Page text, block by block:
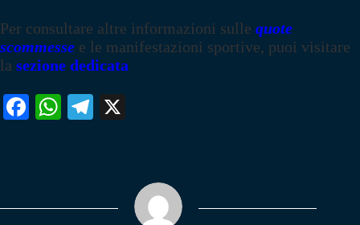
Per consultare altre informazioni sulle quote
scommesse e le manifestazioni sportive, puoi visitare
la sezione dedicata
Fa W
pp
Te
m